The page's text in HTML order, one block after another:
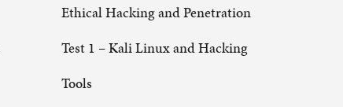
Ethical Hacking and Penetration
Test 1 – Kali Linux and Hacking
Tools